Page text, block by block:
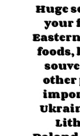
Huge
your
foods,
other